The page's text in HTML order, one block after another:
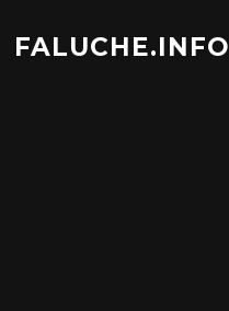
contenu
FALUCHE.INFO